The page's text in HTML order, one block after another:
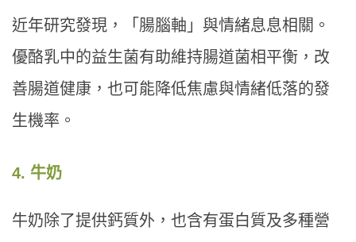
近年研究發現，「腸腦軸」與情緒息息相關。
優酪乳中的益生菌有助維持腸道菌相平衡，改
善腸道健康，也可能降低焦慮與情緒低落的發
生機率。
4. 牛奶
牛奶除了提供鈣質外，也含有蛋白質及多種營